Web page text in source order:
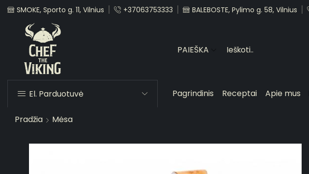
SMOKE, Sporto g. 11, Vilnius +37063753333 BALEBOSTE, Pylimo g. 58, Vilnius
PAIEŠKA
El. Parduotuvė Pagrindinis Receptai Apie mus
Pradžia Mėsa